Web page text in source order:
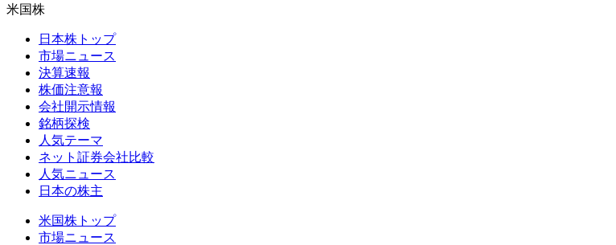
米国株
日本株トップ
市場ニュース
決算速報
株価注意報
会社開示情報
銘柄探検
人気テーマ
ネット証券会社比較
人気ニュース
日本の株主
米国株トップ
市場ニュース